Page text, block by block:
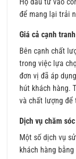
Họ đầu tư vào
để mang lại trải
Giá cả cạnh tranh
Bên cạnh chất
trong việc lựa
đơn vị đã áp
hút khách hàng.
và chất lượng để
Dịch vụ chăm
Một số dịch vụ
khách hàng